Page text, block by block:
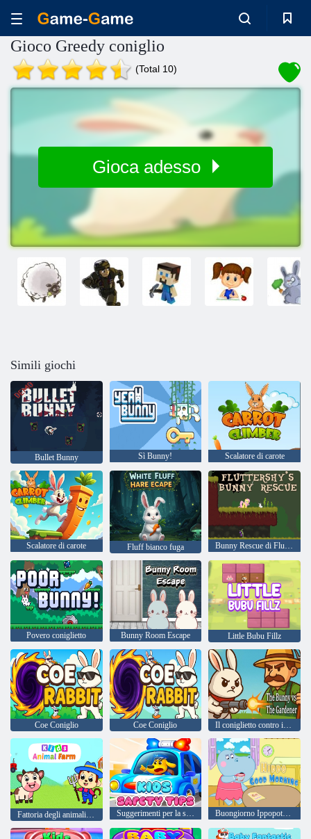
Gioco Greedy coniglio
(Total 10)
Gioca adesso
Simili giochi
Bullet Bunny Sì Bunny! Scalatore di carote
Scalatore di carote Fluff bianco fuga Bunny Rescue di Fluttershy
Povero coniglietto Bunny Room Escape Little Bubu Fillz
Coe Coniglio Coe Coniglio Il coniglietto contro il giardiniere
Suggerimenti per la sicurezza dei bambini Buongiorno Ippopotamo